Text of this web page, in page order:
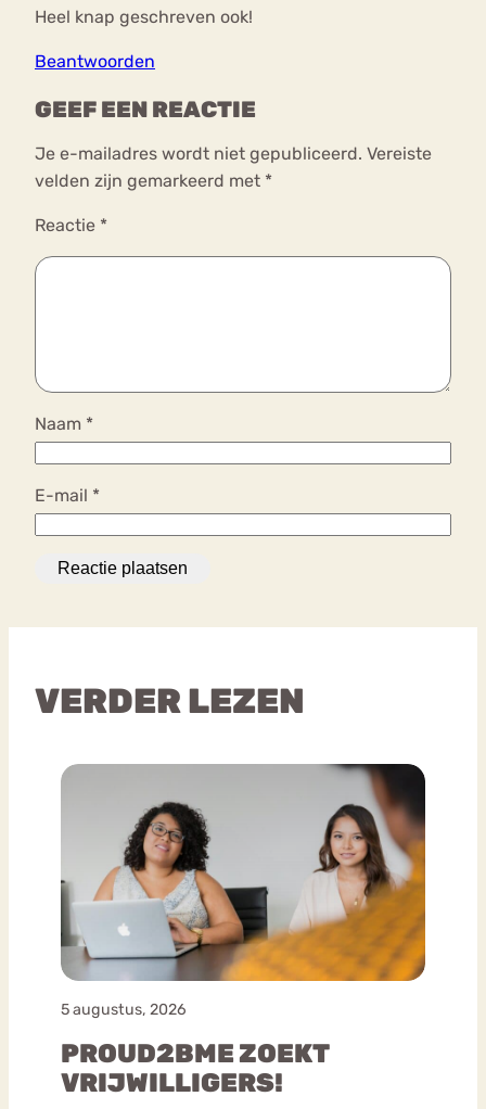
Heel knap geschreven ook!
Beantwoorden
GEEF EEN REACTIE
Je e-mailadres wordt niet gepubliceerd. Vereiste
velden zijn gemarkeerd met *
Reactie *
Naam *
E-mail *
VERDER LEZEN
5 augustus, 2026
PROUD2BME ZOEKT
VRIJWILLIGERS!